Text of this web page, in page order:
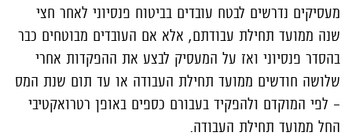
מעסיקים נדרשים לבטח עובדים בביטוח פנסיוני לאחר חצי
שנה ממועד תחילת עבודתם, אלא אם העובדים מבוטחים כבר
בהסדר פנסיוני ואז על המעסיק לבצע את ההפקדות אחרי
שלושה חודשים ממועד תחילת העבודה או עד תום שנת המס
– לפי המוקדם ולהפקיד בעבורם כספים באופן רטרואקטיבי
החל ממועד תחילת העבודה.